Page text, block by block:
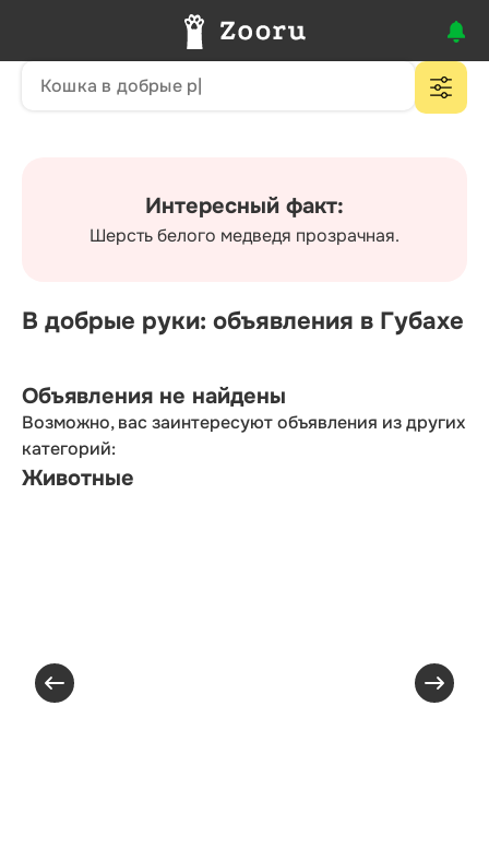
Интересный факт:
Шерсть белого медведя прозрачная.
В добрые руки: объявления в Губахе
Объявления не найдены
Возможно, вас заинтересуют объявления из других
категорий:
Животные